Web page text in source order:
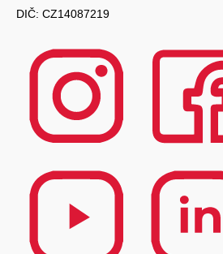
DIČ: CZ14087219